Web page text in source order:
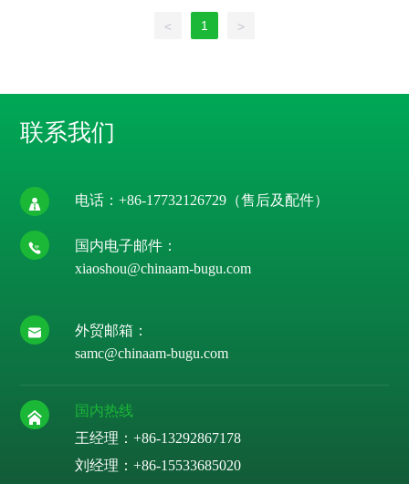
< 1 >
联系我们
电话：+86-17732126729 （售后及配件）
国内电子邮件：
xiaoshou@chinaam-bugu.com
外贸邮箱：
samc@chinaam-bugu.com
国内热线
王经理：+86-13292867178
刘经理：+86-15533685020